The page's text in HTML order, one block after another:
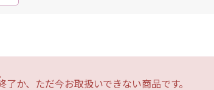
了か、ただ今お取扱いできない商品です。